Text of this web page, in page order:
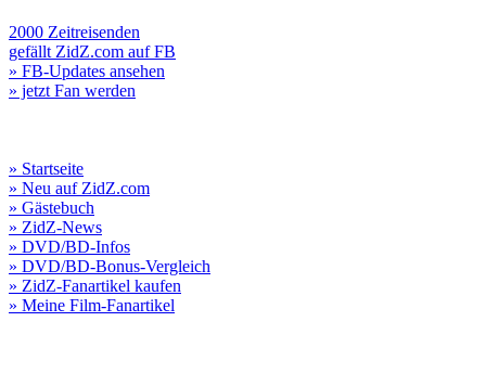
2000 Zeitreisenden
gefällt ZidZ.com auf FB
» FB-Updates ansehen
» jetzt Fan werden
» Startseite
» Neu auf ZidZ.com
» Gästebuch
» ZidZ-News
» DVD/BD-Infos
» DVD/BD-Bonus-Vergleich
» ZidZ-Fanartikel kaufen
» Meine Film-Fanartikel